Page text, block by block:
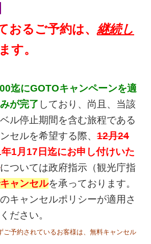
おるご予約は、 継続し
す。
迄にGOTOキャンペーンを適
が完了 しており、尚且、当該
ル停止期間を含む旅程である
セルを希望する際、 12月24
1月17日迄にお申し付けいた
については政府指示（観光庁指
ャンセルを承っております。
キャンセルポリシーが適用さ
ださい。
予約されているお客様は、無料キャンセル